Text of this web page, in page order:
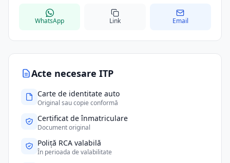
Acte necesare ITP
Carte de identitate auto
Original sau copie conformă
Certificat de înmatriculare
Document original
Poliță RCA valabilă
În perioada de valabilitate
WhatsApp Link Email